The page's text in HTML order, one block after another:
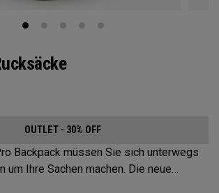
OUTLET - 30% OFF
Backpack müssen Sie sich unterwegs
um Ihre Sachen machen. Die neue
macht Organisation zum